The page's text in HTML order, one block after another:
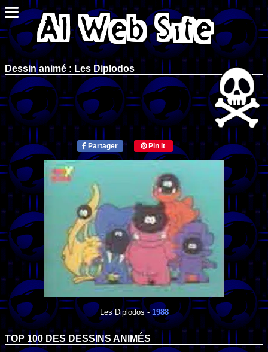
Dessin animé : Les Diplodos
Partager Pin it
Les Diplodos -1988
TOP 100 DES DESSINS ANIMÉS